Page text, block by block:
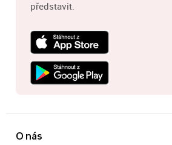
představit.
O nás